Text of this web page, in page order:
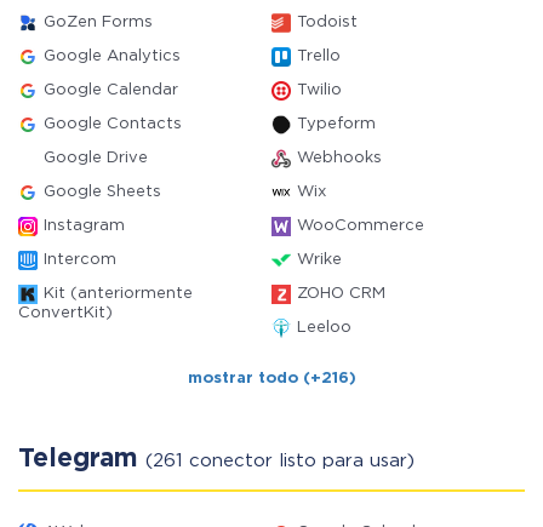
GoZen Forms Todoist
Google Analytics Trello
Google Calendar Twilio
Google Contacts Typeform
Google Drive Webhooks
Google Sheets Wix
Instagram WooCommerce
Intercom Wrike
Kit (anteriormente
ConvertKit)
ZOHO CRM
Leeloo
mostrar todo (+216)
Telegram (261 conector listo para usar)